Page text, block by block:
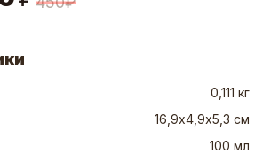
0,111 кг
16,9х4,9х5,3 см
100 мл